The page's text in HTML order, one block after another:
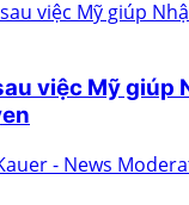
việc Mỹ giúp
- News